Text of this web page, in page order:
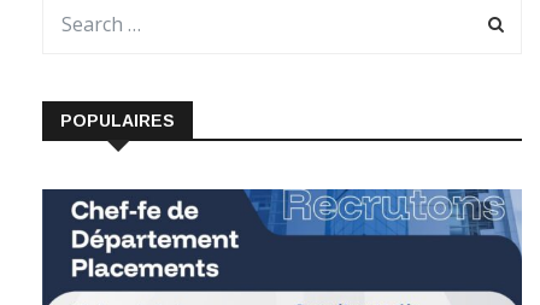
POPULAIRES